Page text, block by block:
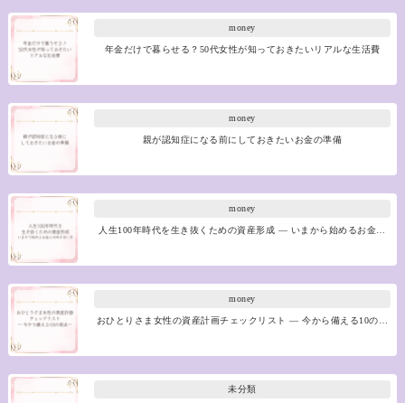
money
年金だけで暮らせる？50代女性が知っておきたいリアルな生活費
money
親が認知症になる前にしておきたいお金の準備
money
人生100年時代を生き抜くための資産形成 ― いまから始めるお金…
money
おひとりさま女性の資産計画チェックリスト ― 今から備える10の…
未分類